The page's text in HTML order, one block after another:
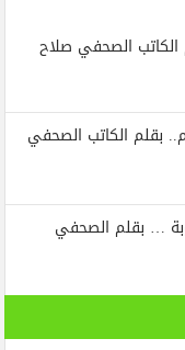
الكاتب الصحفي صلاح
‬والتاريخ‭ ‬يتكلم.. بقلم الكاتب الصحفي
… بقلم الصحفي